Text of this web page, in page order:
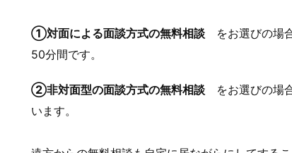
①対面による面談方式の無料相談 をお選びの場
50分間です。
②非対面型の面談方式の無料相談 をお選びの場
います。